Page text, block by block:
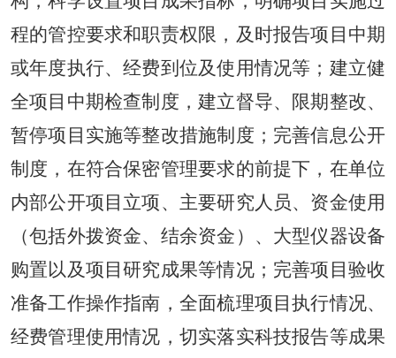
程的管控要求和职责权限，及时报告项目中期
或年度执行、经费到位及使用情况等；建立健
全项目中期检查制度，建立督导、限期整改、
暂停项目实施等整改措施制度；完善信息公开
制度，在符合保密管理要求的前提下，在单位
内部公开项目立项、主要研究人员、资金使用
（包括外拨资金、结余资金）、大型仪器设备
购置以及项目研究成果等情况；完善项目验收
准备工作操作指南，全面梳理项目执行情况、
经费管理使用情况，切实落实科技报告等成果